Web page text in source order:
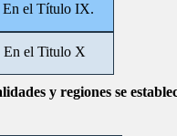
En el Título IX.
En el Titulo X
y regiones se